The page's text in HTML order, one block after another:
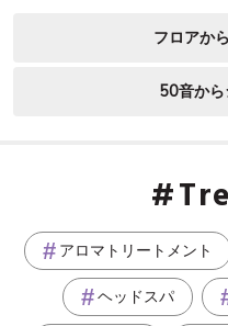
フロアか
50音か
アロマトリートメント
ヘッドスパ